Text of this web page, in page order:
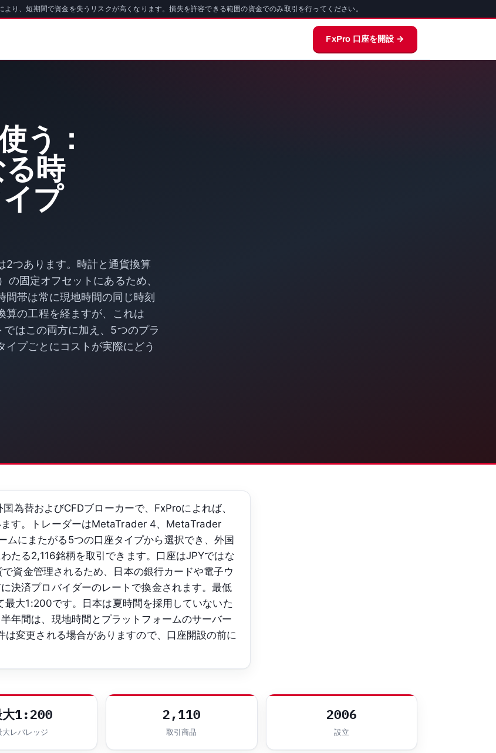
り、短期間で資金を失うリスクが高くなります。損失を許容できる範囲の資金でのみ取引を行ってください。
FxPro 口座を開設 →
う：
時
プ
2つあります。時計と通貨換算
固定オフセットにあるため、
間帯は常に現地時間の同じ時刻
算の工程を経ますが、これは
はこの両方に加え、5つのプラ
イプごとにコストが実際にどう
為替およびCFDブローカーで、FxProによれば、
す。トレーダーはMetaTrader 4、MetaTrader
にまたがる5つの口座タイプから選択でき、外国
たる2,116銘柄を取引できます。口座はJPYではな
資金管理されるため、日本の銀行カードや電子ウ
決済プロバイダーのレートで換金されます。最低
大1:200です。日本は夏時間を採用していないた
年間は、現地時間とプラットフォームのサーバー
変更される場合がありますので、口座開設の前に
大1:200
大レバレッジ
2,110
取引商品
2006
設立